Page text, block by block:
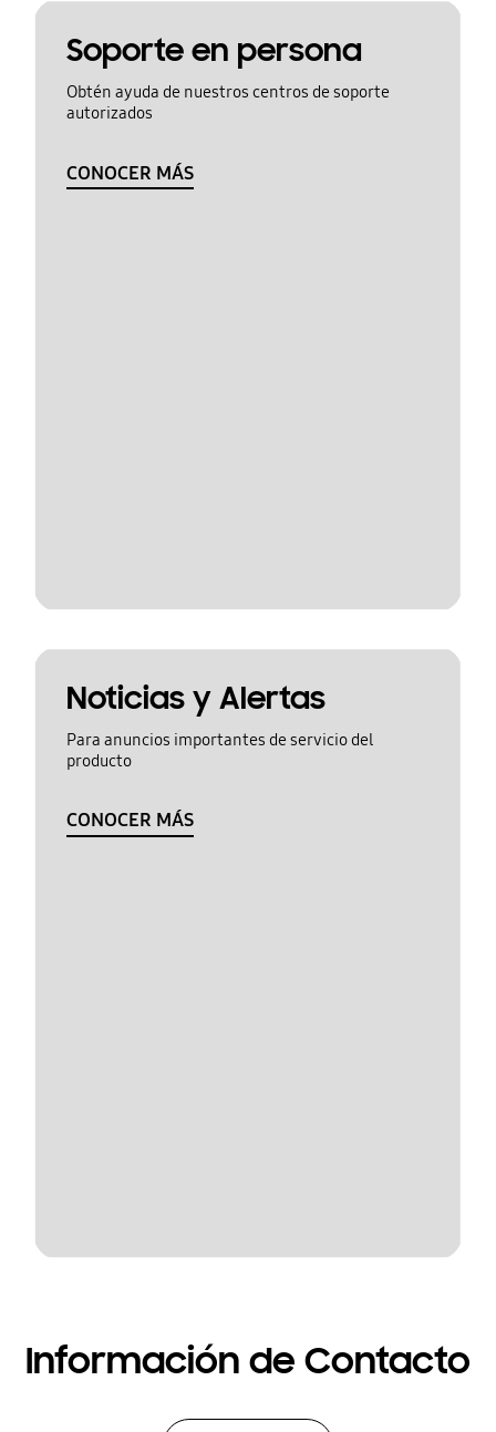
Soporte en persona
Obtén ayuda de nuestros centros de soporte
autorizados
CONOCER MÁS
Noticias y Alertas
Para anuncios importantes de servicio del
producto
CONOCER MÁS
Información de Contacto